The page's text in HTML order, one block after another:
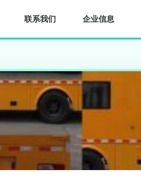
联系我们 企业信息